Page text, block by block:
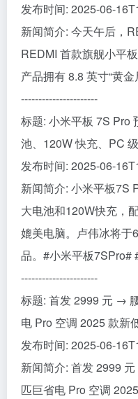
发布时间: 2025-06-
新闻简介: 今天午后，
REDMI 首款旗舰小平
产品拥有 8.8 英寸“黄金
----------------------
标题: 小米平板 7S Pro
池、120W 快充、PC
发布时间: 2025-06-
新闻简介: 小米平板7S
大电池和120W快充，
媲美电脑。卢伟冰将于
品。#小米平板7SPro#
----------------------
标题: 首发 2999 元 →
电 Pro 空调 2025 款新
发布时间: 2025-06-
新闻简介: 首发 2999
匹巨省电 Pro 空调